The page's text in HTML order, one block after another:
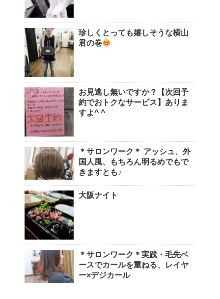
珍しくとっても嬉しそうな横山
君の巻
お見逃し無いですか？【次回予
約でおトクなサービス】ありま
すよ^ ^
＊サロンワーク＊ アッシュ、外
国人風、もちろん明るめでもで
きますとも♪
大阪ナイト
＊サロンワーク＊実践・毛先ベ
ースでカールを重ねる、レイヤ
ー×デジカール